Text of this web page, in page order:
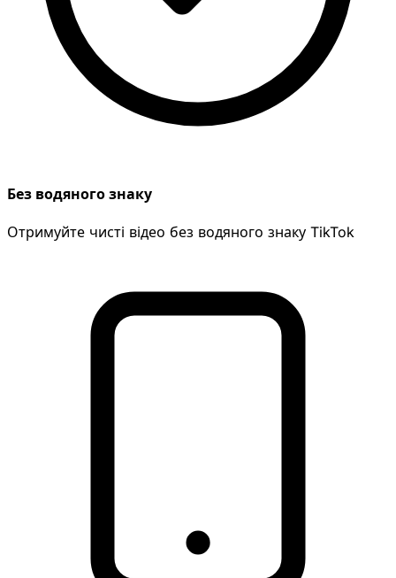
Без водяного знаку
Отримуйте чисті відео без водяного знаку TikTok